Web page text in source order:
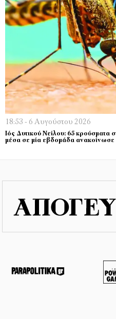
18:53 - 6 Αυγούστου 2026
Ιός Δυτικού Νείλου: 65 κρούσματα
μέσα σε μία εβδομάδα